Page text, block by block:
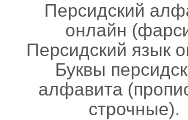
Персидский
онлайн
Персидский язык
Буквы
алфавита
строчные).